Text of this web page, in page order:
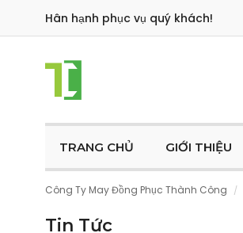
Hân hạnh phục vụ quý khách!
TRANG CHỦ GIỚI THIỆU
Công Ty May Đồng Phục Thành Công /
Tin Tức